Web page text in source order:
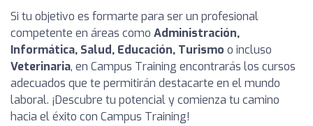
Si tu objetivo es formarte para ser un profesional
competente en áreas como Administración,
Informática, Salud, Educación, Turismo o incluso
Veterinaria, en Campus Training encontrarás los cursos
adecuados que te permitirán destacarte en el mundo
laboral. ¡Descubre tu potencial y comienza tu camino
hacia el éxito con Campus Training!